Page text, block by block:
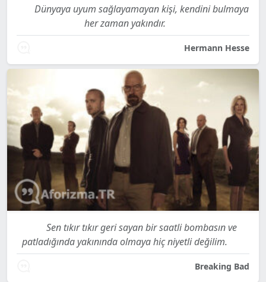
Dünyaya uyum sağlayamayan kişi, kendini bulmaya
her zaman yakındır.
Hermann Hesse
Sen tıkır tıkır geri sayan bir saatli bombasın ve
patladığında yakınında olmaya hiç niyetli değilim.
Breaking Bad